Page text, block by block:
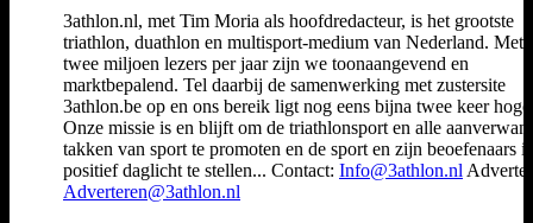
3athlon.nl, met Tim Moria als hoofdredacteur, is het grootste
triathlon, duathlon en multisport-medium van Nederland. Met
twee miljoen lezers per jaar zijn we toonaangevend en
marktbepalend. Tel daarbij de samenwerking met zustersite
3athlon.be op en ons bereik ligt nog eens bijna twee keer
Onze missie is en blijft om de triathlonsport en alle
takken van sport te promoten en de sport en zijn beoefenaars
positief daglicht te stellen... Contact: Info@3athlon.nl
Adverteren@3athlon.nl